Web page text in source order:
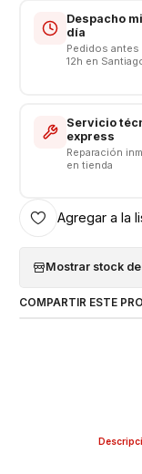
Salida Tipo
Salida 5 volt - 9
Somos VENTAS
Despacho
día
Pedidos antes
12h en
Servicio
express
Reparación
en tienda
Agregar a la
Mostrar stock
COMPARTIR ESTE